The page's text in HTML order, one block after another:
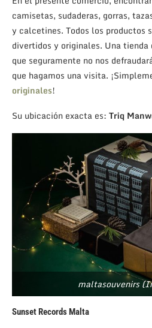
camisetas, sudaderas, gorras,
y calcetines. Todos los productos
divertidos y originales. Una tienda
que seguramente no nos
que hagamos una visita.
originales!
Su ubicación exacta es: Triq
maltasouvenirs
Sunset Records Malta